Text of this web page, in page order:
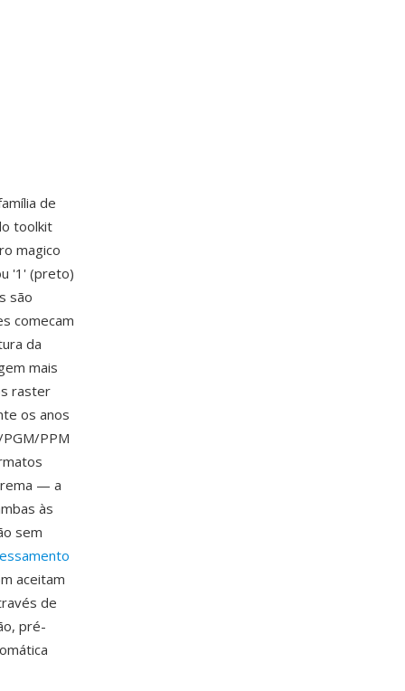
de
toolkit
magico
'1' (preto)
são
comecam
da
mais
raster
os anos
PPM
— a
às
sem
aceitam
de
pré-